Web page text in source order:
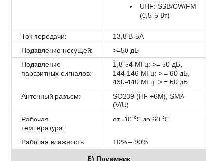
UHF: SSB/CW/FM
(0,5-5 Вт)
Ток передачи:
13,8 В-5А
Подавление несущей:
>=50 дБ
Подавление
паразитных сигналов:
1,8-54 МГц: >= 50 дБ,
144-146 МГц: > = 60 дБ,
430-440 МГц: > = 60 дБ
Антенный разъем:
SO239 (HF +6M), SMA
(V/U)
Рабочая
температура:
от -10 ℃ до 60 ℃
Рабочая влажность: 10% – 90%
B) Приемник